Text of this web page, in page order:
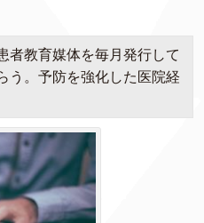
者教育媒体を毎月発行して
う。予防を強化した医院経